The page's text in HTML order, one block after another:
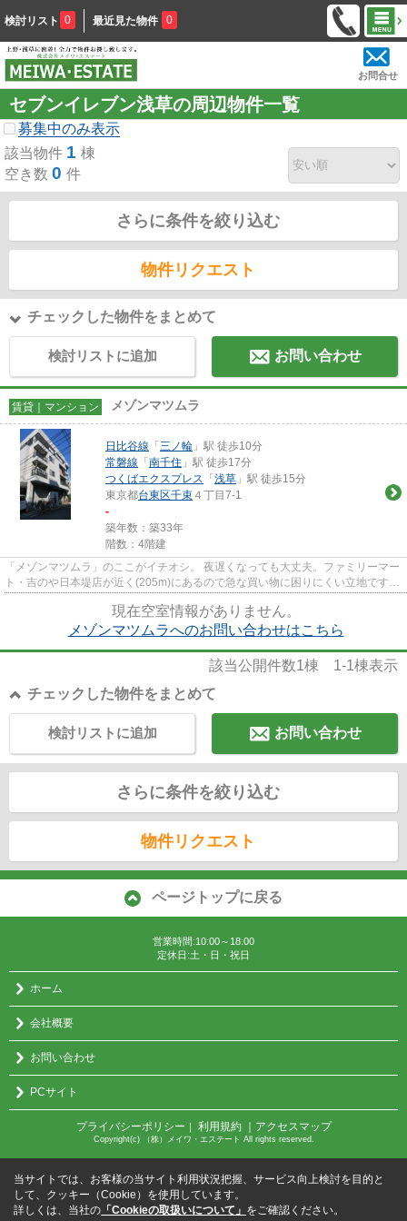
検討リスト 0 最近見た物件 0
お問合せ
セブンイレブン浅草の周辺物件一覧
募集中のみ表示
該当物件 1 棟
空き数 0 件
さらに条件を絞り込む
物件リクエスト
チェックした物件をまとめて
検討リストに追加 お問い合わせ
賃貸｜マンション メゾンマツムラ
日比谷線 「 三ノ輪 」駅 徒歩10分
常磐線 「 南千住 」駅 徒歩17分
つくばエクスプレス 「 浅草 」駅 徒歩15分
東京都台東区千束 ４丁目7-1
-
築年数：築33年
階数：4階建
「メゾンマツムラ」のここがイチオシ。 夜遅くなっても大丈夫。ファミリーマー
ト・吉のや日本堤店が近く(205m)にあるので急な買い物に困りにくい立地です。
現在空室情報がありません。
メゾンマツムラへのお問い合わせはこちら
該当公開件数1棟 1-1棟表示
チェックした物件をまとめて
お問い合わせ
検討リストに追加
さらに条件を絞り込む
物件リクエスト
ページトップに戻る
営業時間:10:00～18:00
定休日:土・日・祝日
ホーム
会社概要
お問い合わせ
PCサイト
プライバシーポリシー ｜ 利用規約 ｜アクセスマップ
Copyright(c) （株）メイワ・エステート All rights reserved.
当サイトでは、お客様の当サイト利用状況把握、サービス向上検討を目的と
して、クッキー（Cookie）を使用しています。
詳しくは、当社の 「Cookieの取扱いについて」 をご確認ください。